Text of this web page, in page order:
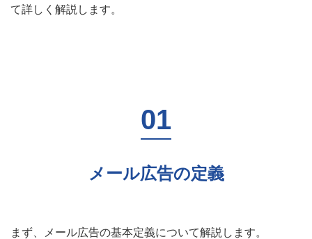
て詳しく解説します。
メール広告の定義
まず、メール広告の基本定義について解説します。